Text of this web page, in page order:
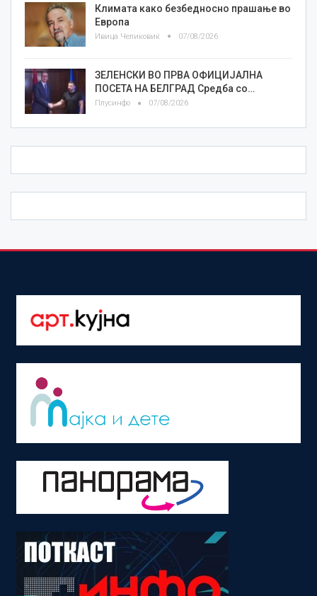
Климата како безбедносно прашање во
Европа
Ивица Челиковиќ 07/08/2026
ЗЕЛЕНСКИ ВО ПРВА ОФИЦИЈАЛНА
ПОСЕТА НА БЕЛГРАД Средба со…
Плусинфо 07/08/2026